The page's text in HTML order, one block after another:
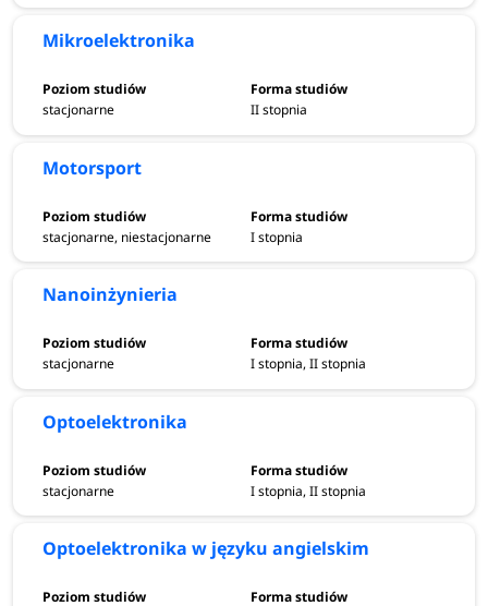
Mikroelektronika
stacjonarne II stopnia
Motorsport
stacjonarne, niestacjonarne I stopnia
Nanoinżynieria
stacjonarne I stopnia, II stopnia
Optoelektronika
stacjonarne I stopnia, II stopnia
Optoelektronika w języku angielskim